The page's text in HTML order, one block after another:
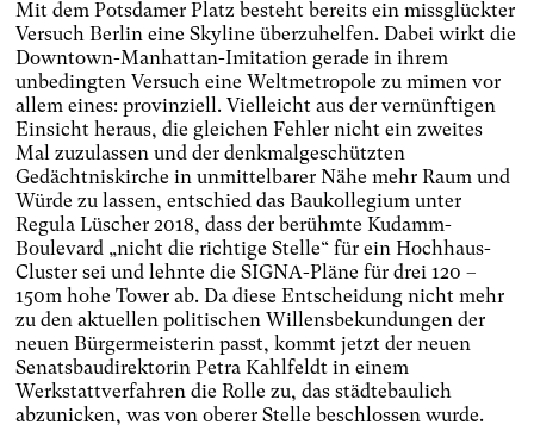
Mit dem Potsdamer Platz besteht bereits ein missglückter
Versuch Berlin eine Skyline überzuhelfen. Dabei wirkt die
Downtown-Manhattan-Imitation gerade in ihrem
unbedingten Versuch eine Weltmetropole zu mimen vor
allem eines: provinziell. Vielleicht aus der vernünftigen
Einsicht heraus, die gleichen Fehler nicht ein zweites
Mal zuzulassen und der denkmalgeschützten
Gedächtniskirche in unmittelbarer Nähe mehr Raum und
Würde zu lassen, entschied das Baukollegium unter
Regula Lüscher 2018, dass der berühmte Kudamm-
Boulevard „nicht die richtige Stelle“ für ein Hochhaus-
Cluster sei und lehnte die SIGNA-Pläne für drei 120 –
150m hohe Tower ab. Da diese Entscheidung nicht mehr
zu den aktuellen politischen Willensbekundungen der
neuen Bürgermeisterin passt, kommt jetzt der neuen
Senatsbaudirektorin Petra Kahlfeldt in einem
Werkstattverfahren die Rolle zu, das städtebaulich
abzunicken, was von oberer Stelle beschlossen wurde.